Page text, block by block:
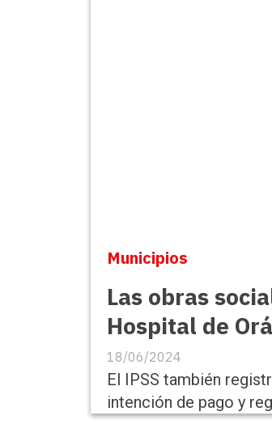
Las obras
Hospital de
Municipios
18/06/2024
El IPSS también
intención de pago y